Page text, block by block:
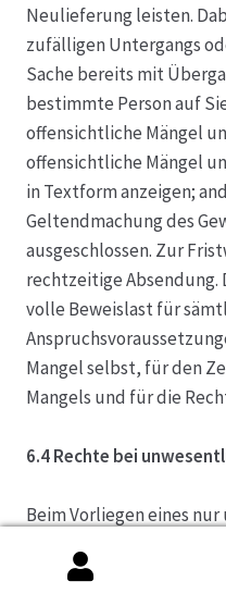
Neulieferung leisten.
zufälligen Untergangs
Sache bereits mit
bestimmte Person auf
offensichtliche Mängel
offensichtliche Mängel
in Textform anzeigen;
Geltendmachung des
ausgeschlossen. Zur
rechtzeitige
volle Beweislast für
Mangel selbst, für den
Mangels und für die
6.4 Rechte bei
Beim Vorliegen eines
steht Ihnen unter
lediglich das Recht zur